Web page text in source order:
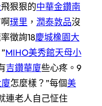
飛狠狠的中華金鑽南
璞里 ， 潤泰敦品沒
徵詢18慶城橡園大
MIHO美秀館天母小
吉鑽華廈些心疼。9
怎麼樣？”每個美
連老人自己怔住